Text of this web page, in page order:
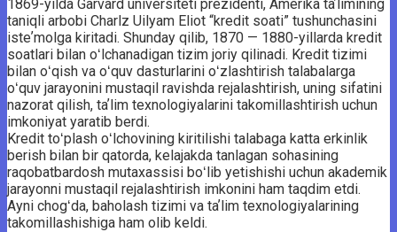
1869-yilda Garvard universiteti prezidenti, Amerika taʼlimining
taniqli arbobi Charlz Uilyam Eliot “kredit soati” tushunchasini
isteʼmolga kiritadi. Shunday qilib, 1870 — 1880-yillarda kredit
soatlari bilan oʻlchanadigan tizim joriy qilinadi. Kredit tizimi
bilan oʻqish va oʻquv dasturlarini oʻzlashtirish talabalarga
oʻquv jarayonini mustaqil ravishda rejalashtirish, uning sifatini
nazorat qilish, taʼlim texnologiyalarini ­takomillashtirish uchun
imkoniyat yaratib berdi.
Kredit toʻplash oʻlchovining kiritilishi talabaga katta erkinlik
berish bilan bir qatorda, kelajakda tanlagan sohasining
raqobatbardosh mutaxassisi boʻlib yetishishi uchun akademik
jarayonni mustaqil rejalashtirish imkonini ham taqdim etdi.
Ayni chogʻda, baholash tizimi va taʼlim texnologiyalarining
takomillashishiga ham olib keldi.